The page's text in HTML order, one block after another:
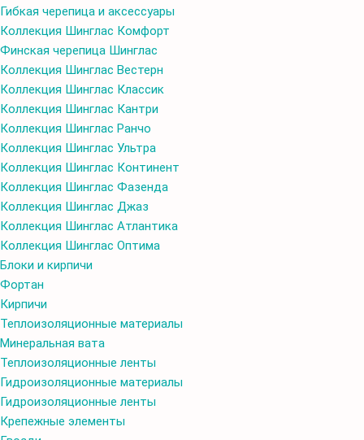
Гибкая черепица и аксессуары
Коллекция Шинглас Комфорт
Финская черепица Шинглас
Коллекция Шинглас Вестерн
Коллекция Шинглас Классик
Коллекция Шинглас Кантри
Коллекция Шинглас Ранчо
Коллекция Шинглас Ультра
Коллекция Шинглас Континент
Коллекция Шинглас Фазенда
Коллекция Шинглас Джаз
Коллекция Шинглас Атлантика
Коллекция Шинглас Оптима
Блоки и кирпичи
Фортан
Кирпичи
Теплоизоляционные материалы
Минеральная вата
Теплоизоляционные ленты
Гидроизоляционные материалы
Гидроизоляционные ленты
Крепежные элементы